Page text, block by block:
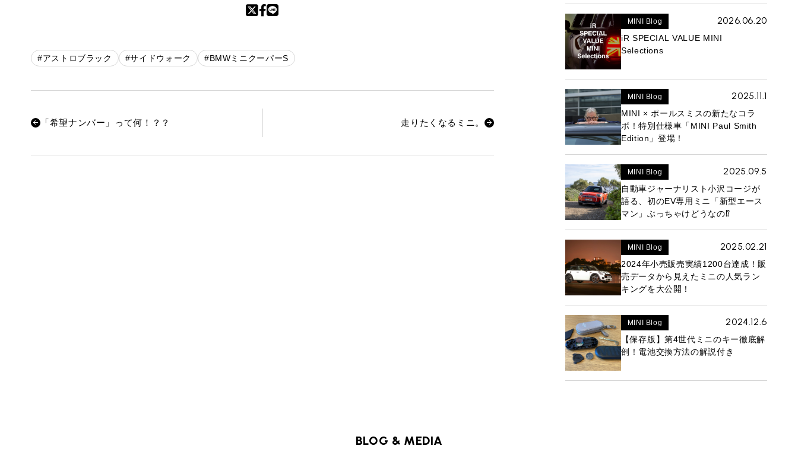
#アストロブラック #サイドウォーク #BMWミニクーパーS
「希望ナンバー」って何！？？ 走りたくなるミニ。
MINI Blog 2026.06.20
iR SPECIAL VALUE MINI
Selections
MINI Blog 2025.11.1
MINI × ポールスミスの新たなコラ
ボ！特別仕様車「MINI Paul Smith
Edition」登場！
MINI Blog 2025.09.5
自動車ジャーナリスト小沢コージが
語る、初のEV専用ミニ「新型エース
マン」ぶっちゃけどうなの⁉︎
MINI Blog 2025.02.21
2024年小売販売実績1200台達成！販
売データから見えたミニの人気ラン
キングを大公開！
MINI Blog 2024.12.6
【保存版】第4世代ミニのキー徹底解
剖！電池交換方法の解説付き
BLOG & MEDIA